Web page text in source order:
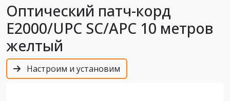
Оптический патч-корд
E2000/UPC SC/APC 10 метров
желтый
Настроим и установим